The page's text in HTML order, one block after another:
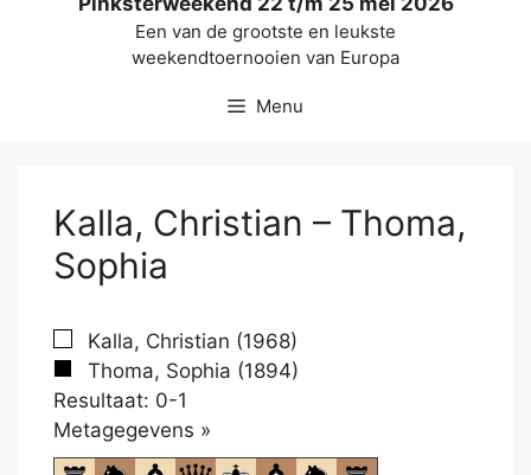
Een van de grootste en leukste
weekendtoernooien van Europa
Menu
Kalla, Christian – Thoma,
Sophia
Kalla, Christian (1968)
Thoma, Sophia (1894)
Resultaat: 0-1
Metagegevens »
om